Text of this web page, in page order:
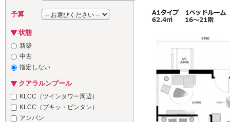
予算
状態
新築
中古
指定しない
クアラルンプール
KLCC（ツインタワー周辺）
KLCC（ブキッ・ビンタン）
アンパン